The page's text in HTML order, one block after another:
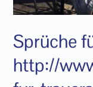
Sprüche
http://